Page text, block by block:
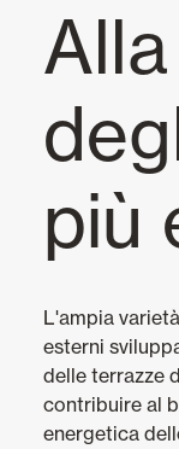
più
L'ampia
esterni
delle terrazze
contribuire al
energetica
Tutti
Wind Screen
Bracci estensibili
Veranda
Bracci estensibili
Cassonata
A caduta a braccio